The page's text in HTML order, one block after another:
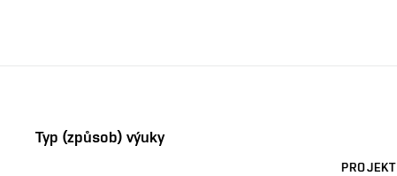
Typ (způsob) výuky
PROJEKT